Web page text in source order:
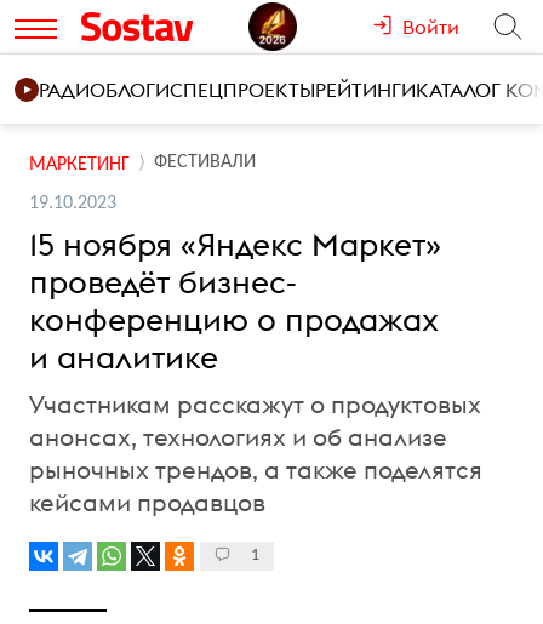
Войти
РАДИОБЛОГИСПЕЦПРОЕКТЫРЕЙТИНГИКАТАЛОГ
МАРКЕТИНГ ФЕСТИВАЛИ
19.10.2023
15 ноября «Яндекс Маркет»
проведёт бизнес-
конференцию о продажах
и аналитике
Участникам расскажут о продуктовых
анонсах, технологиях и об анализе
рыночных трендов, а также поделятся
кейсами продавцов
1